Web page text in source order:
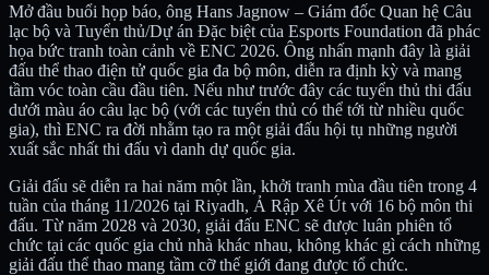
Mở đầu buổi họp báo, ông Hans Jagnow – Giám đốc Quan hệ Câu
lạc bộ và Tuyển thủ/Dự án Đặc biệt của Esports Foundation đã phác
họa bức tranh toàn cảnh về ENC 2026. Ông nhấn mạnh đây là giải
đấu thể thao điện tử quốc gia đa bộ môn, diễn ra định kỳ và mang
tầm vóc toàn cầu đầu tiên. Nếu như trước đây các tuyển thủ thi đấu
dưới màu áo câu lạc bộ (với các tuyển thủ có thể tới từ nhiều quốc
gia), thì ENC ra đời nhằm tạo ra một giải đấu hội tụ những người
xuất sắc nhất thi đấu vì danh dự quốc gia.
Giải đấu sẽ diễn ra hai năm một lần, khởi tranh mùa đầu tiên trong 4
tuần của tháng 11/2026 tại Riyadh, Ả Rập Xê Út với 16 bộ môn thi
đấu. Từ năm 2028 và 2030, giải đấu ENC sẽ được luân phiên tổ
chức tại các quốc gia chủ nhà khác nhau, không khác gì cách những
giải đấu thể thao mang tầm cỡ thế giới đang được tổ chức.